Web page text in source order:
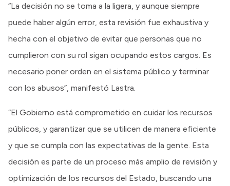
“La decisión no se toma a la ligera, y aunque siempre
puede haber algún error, esta revisión fue exhaustiva y
hecha con el objetivo de evitar que personas que no
cumplieron con su rol sigan ocupando estos cargos. Es
necesario poner orden en el sistema público y terminar
con los abusos”, manifestó Lastra.
“El Gobierno está comprometido en cuidar los recursos
públicos, y garantizar que se utilicen de manera eficiente
y que se cumpla con las expectativas de la gente. Esta
decisión es parte de un proceso más amplio de revisión y
optimización de los recursos del Estado, buscando una